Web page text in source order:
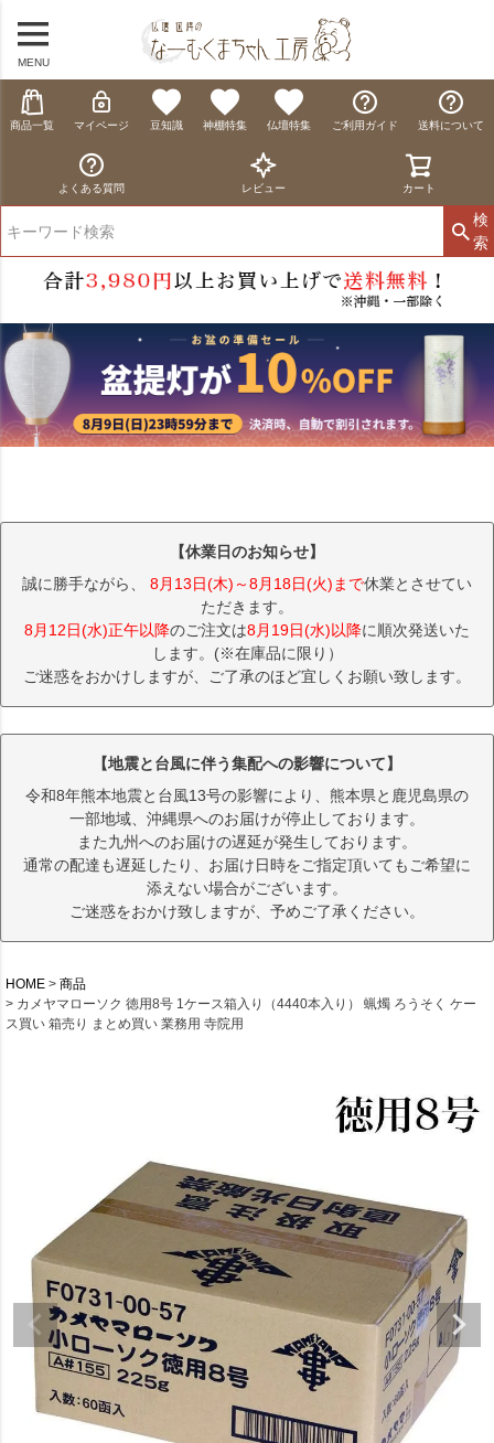
MENU
商品一覧 マイページ 豆知識 神棚特集 仏壇特集 ご利用ガイド 送料について
よくある質問 レビュー カート
検
索
【休業日のお知らせ】
誠に勝手ながら、 8月13日(木)～8月18日(火)まで休業とさせてい
ただきます。
8月12日(水)正午以降のご注文は8月19日(水)以降に順次発送いた
します。(※在庫品に限り）
ご迷惑をおかけしますが、ご了承のほど宜しくお願い致します。
【地震と台風に伴う集配への影響について】
令和8年熊本地震と台風13号の影響により、熊本県と鹿児島県の
一部地域、沖縄県へのお届けが停止しております。
また九州へのお届けの遅延が発生しております。
通常の配達も遅延したり、お届け日時をご指定頂いてもご希望に
添えない場合がございます。
ご迷惑をおかけ致しますが、予めご了承ください。
HOME
商品
カメヤマローソク 徳用8号 1ケース箱入り（4440本入り） 蝋燭 ろうそく ケー
ス買い 箱売り まとめ買い 業務用 寺院用